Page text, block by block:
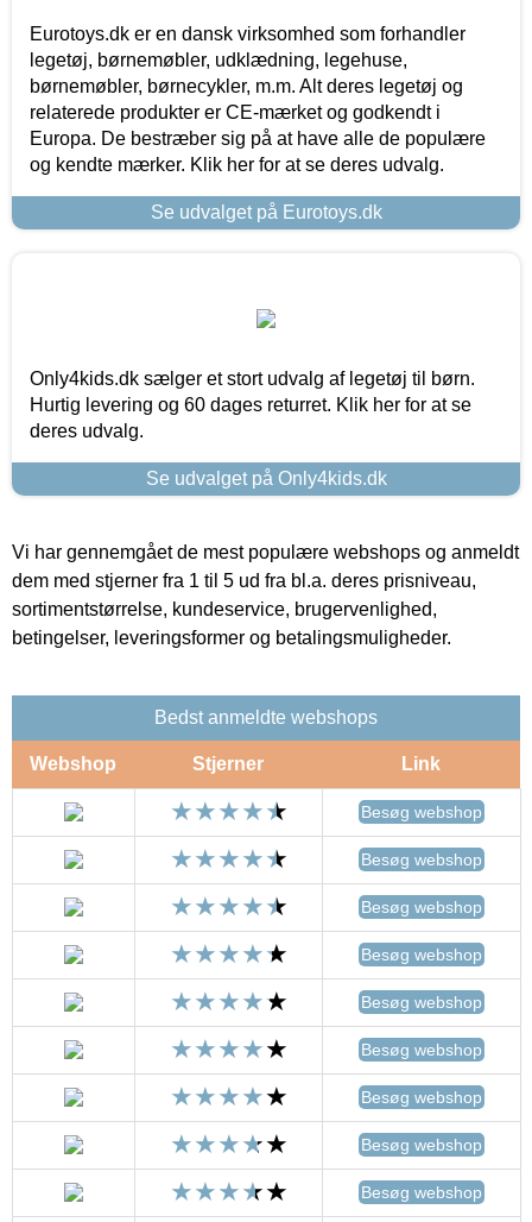
Eurotoys.dk er en dansk virksomhed som forhandler
legetøj, børnemøbler, udklædning, legehuse,
børnemøbler, børnecykler, m.m. Alt deres legetøj og
relaterede produkter er CE-mærket og godkendt i
Europa. De bestræber sig på at have alle de populære
og kendte mærker. Klik her for at se deres udvalg.
Se udvalget på Eurotoys.dk
Only4kids.dk sælger et stort udvalg af legetøj til børn.
Hurtig levering og 60 dages returret. Klik her for at se
deres udvalg.
Se udvalget på Only4kids.dk
Vi har gennemgået de mest populære webshops og anmeldt
dem med stjerner fra 1 til 5 ud fra bl.a. deres prisniveau,
sortimentstørrelse, kundeservice, brugervenlighed,
betingelser, leveringsformer og betalingsmuligheder.
Bedst anmeldte webshops
Webshop Stjerner Link
Besøg webshop
Besøg webshop
Besøg webshop
Besøg webshop
Besøg webshop
Besøg webshop
Besøg webshop
Besøg webshop
Besøg webshop